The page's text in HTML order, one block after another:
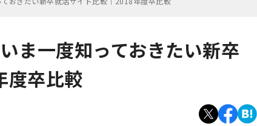
ま一度知っておきたい新卒
度卒比較